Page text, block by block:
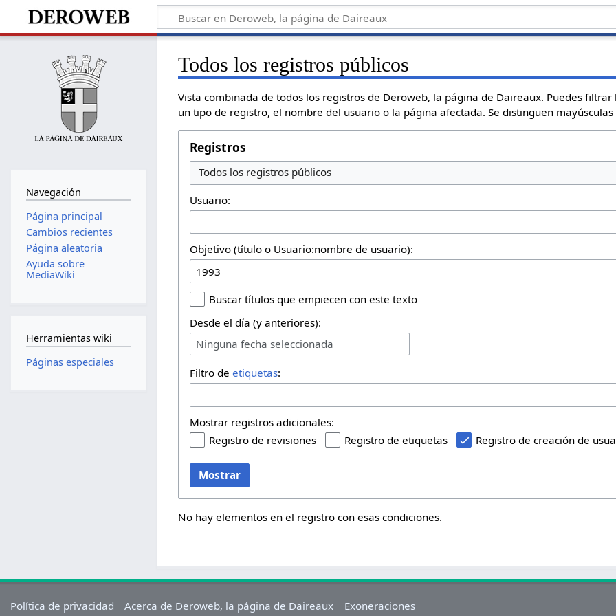
Todos los registros públicos
Vista combinada de todos los registros de Deroweb, la página de Daireaux. Puedes
un tipo de registro, el nombre del usuario o la página afectada. Se distinguen
Registros
Todos los registros públicos
Usuario:
Objetivo (título o Usuario:nombre de usuario):
Buscar títulos que empiecen con este texto
Desde el día (y anteriores):
Ninguna fecha seleccionada
Filtro deetiquetas:
Mostrar registros adicionales:
Registro de revisiones
Registro de etiquetas Registro de creación de
Mostrar
No hay elementos en el registro con esas condiciones.
Navegación
Página principal
Cambios recientes
Página aleatoria
Ayuda sobre
MediaWiki
Herramientas wiki
Páginas especiales
Política de privacidad Acerca de Deroweb, la página de Daireaux Exoneraciones